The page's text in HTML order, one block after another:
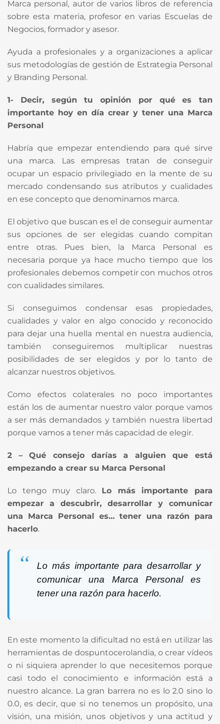
Marca personal, autor de varios libros de referencia
sobre esta materia, profesor en varias Escuelas de
Negocios, formador y asesor.
Ayuda a profesionales y a organizaciones a aplicar
sus metodologías de gestión de Estrategia Personal
y Branding Personal.
1- Decir, según tu opinión por qué es tan
importante hoy en día crear y tener una Marca
Personal
Habría que empezar entendiendo para qué sirve
una marca. Las empresas tratan de conseguir
ocupar un espacio privilegiado en la mente de su
mercado condensando sus atributos y cualidades
en ese concepto que denominamos marca.
El objetivo que buscan es el de conseguir aumentar
sus opciones de ser elegidas cuando compitan
entre otras. Pues bien, la Marca Personal es
necesaria porque ya hace mucho tiempo que los
profesionales debemos competir con muchos otros
con cualidades similares.
Si conseguimos condensar esas propiedades,
cualidades y valor en algo conocido y reconocido
para dejar una huella mental en nuestra audiencia,
también conseguiremos multiplicar nuestras
posibilidades de ser elegidos y por lo tanto de
alcanzar nuestros objetivos.
Como efectos colaterales no poco importantes
están los de aumentar nuestro valor porque vamos
a ser más demandados y también nuestra libertad
porque vamos a tener más capacidad de elegir.
2 – Qué consejo darías a alguien que está
empezando a crear su Marca Personal
Lo tengo muy claro. Lo más importante para
empezar a descubrir, desarrollar y comunicar
una Marca Personal es… tener una razón para
hacerlo.
Lo más importante para desarrollar y
comunicar una Marca Personal es
tener una razón para hacerlo.
En este momento la dificultad no está en utilizar las
herramientas de dospuntocerolandia, o crear vídeos
o ni siquiera aprender lo que necesitemos porque
casi todo el conocimiento e información está a
nuestro alcance. La gran barrera no es lo 2.0 sino lo
0.0, es decir, que si no tenemos un propósito, una
visión, una misión, unos objetivos y una actitud y